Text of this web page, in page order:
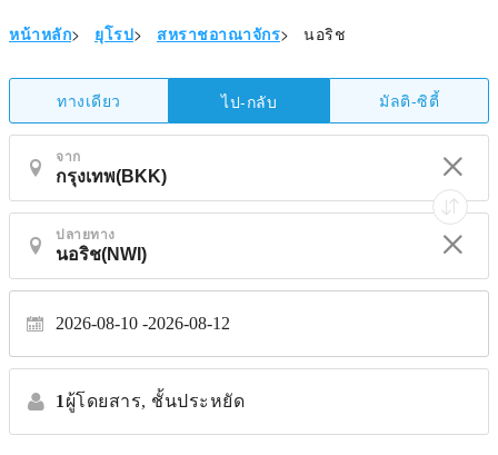
หน้าหลัก> ยุโรป> สหราชอาณาจักร> นอริช
ทางเดียว ไป-กลับ มัลติ-ซิตี้
จาก
ปลายทาง
2026-08-10 2026-08-12
1 ผู้โดยสาร, ชั้นประหยัด